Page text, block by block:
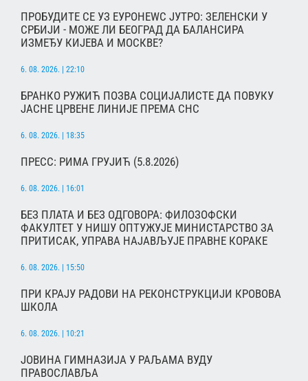
ПРОБУДИТЕ СЕ УЗ ЕУРОНЕWС ЈУТРО: ЗЕЛЕНСКИ У
СРБИЈИ - МОЖЕ ЛИ БЕОГРАД ДА БАЛАНСИРА
ИЗМЕЂУ КИЈЕВА И МОСКВЕ?
6. 08. 2026. | 22:10
БРАНКО РУЖИЋ ПОЗВА СОЦИЈАЛИСТЕ ДА ПОВУКУ
ЈАСНЕ ЦРВЕНЕ ЛИНИЈЕ ПРЕМА СНС
6. 08. 2026. | 18:35
ПРЕСС: РИМА ГРУЈИЋ (5.8.2026)
6. 08. 2026. | 16:01
БЕЗ ПЛАТА И БЕЗ ОДГОВОРА: ФИЛОЗОФСКИ
ФАКУЛТЕТ У НИШУ ОПТУЖУЈЕ МИНИСТАРСТВО ЗА
ПРИТИСАК, УПРАВА НАЈАВЉУЈЕ ПРАВНЕ КОРАКЕ
6. 08. 2026. | 15:50
ПРИ КРАЈУ РАДОВИ НА РЕКОНСТРУКЦИЈИ КРОВОВА
ШКОЛА
6. 08. 2026. | 10:21
ЈОВИНА ГИМНАЗИЈА У РАЉАМА ВУДУ
ПРАВОСЛАВЉА